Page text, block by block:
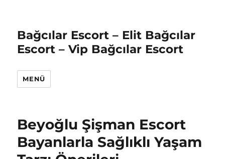
Bağcılar Escort – Elit Bağcılar
Escort – Vip Bağcılar Escort
MENÜ
Beyoğlu Şişman Escort
Bayanlarla Sağlıklı Yaşam